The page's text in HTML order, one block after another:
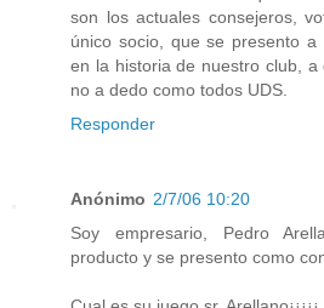
son los actuales consejeros,
único socio, que se presento
en la historia de nuestro club,
no a dedo como todos UDS.
Responder
Anónimo 2/7/06 10:20
Soy empresario, Pedro
producto y se presento como